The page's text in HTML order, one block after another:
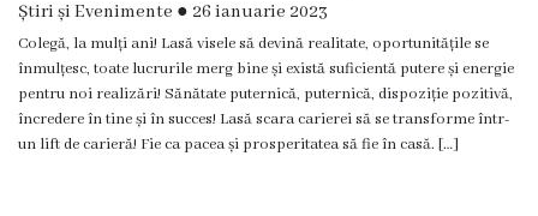
Competențele
primarului
Dispozițiile
Știri și Evenimente ● 26 ianuarie 2023
Colegă, la mulți ani! Lasă visele să devină realitate, oportunitățile se
înmulțesc, toate lucrurile merg bine și există suficientă putere și energie
pentru noi realizări! Sănătate puternică, puternică, dispoziție pozitivă,
încredere în tine și în succes! Lasă scara carierei să se transforme într-
un lift de carieră! Fie ca pacea și prosperitatea să fie în casă. […]